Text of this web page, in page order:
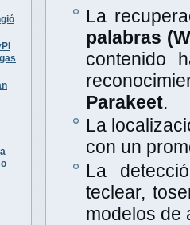
La
palabras
contenido
Parakeet.
La
con un
La
teclear,
modelos de